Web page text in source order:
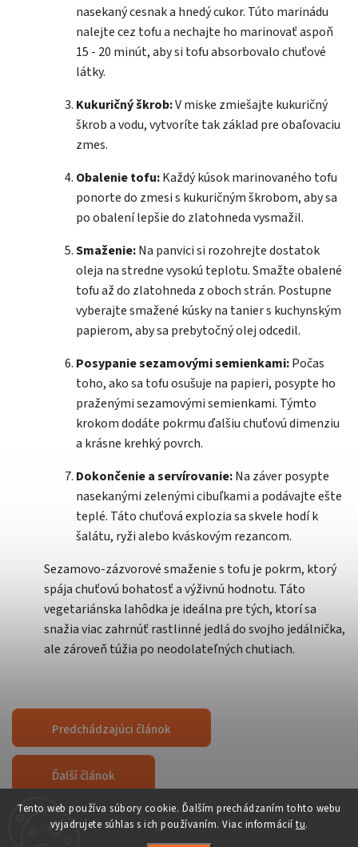
Tento web používa súbory cookie. Ďalším prechádzaním tohto webu
vyjadrujete súhlas s ich používaním. Viac informácií tu.
nasekaný cesnak a hnedý cukor. Túto marinádu
nalejte cez tofu a nechajte ho marinovať aspoň
15 - 20 minút, aby si tofu absorbovalo chuťové
látky.
Kukuričný škrob:V miske zmiešajte kukuričný
škrob a vodu, vytvoríte tak základ pre obaľovaciu
zmes.
Obalenie tofu:Každý kúsok marinovaného tofu
ponorte do zmesi s kukuričným škrobom, aby sa
po obalení lepšie do zlatohneda vysmažil.
Smaženie:Na panvici si rozohrejte dostatok
oleja na stredne vysokú teplotu. Smažte obalené
tofu až do zlatohneda z oboch strán. Postupne
vyberajte smažené kúsky na tanier s kuchynským
papierom, aby sa prebytočný olej odcedil.
Posypanie sezamovými semienkami:Počas
toho, ako sa tofu osušuje na papieri, posypte ho
praženými sezamovými semienkami. Týmto
krokom dodáte pokrmu ďalšiu chuťovú dimenziu
a krásne krehký povrch.
Dokončenie a servírovanie:Na záver posypte
nasekanými zelenými cibuľkami a podávajte ešte
teplé. Táto chuťová explozia sa skvele hodí k
šalátu, ryži alebo kváskovým rezancom.
Sezamovo-zázvorové smaženie s tofu je pokrm, ktorý
spája chuťovú bohatosť a výživnú hodnotu. Táto
vegetariánska lahôdka je ideálna pre tých, ktorí sa
snažia viac zahrnúť rastlinné jedlá do svojho jedálnička,
ale zároveň túžia po neodolateľných chutiach.
Predchádzajúci článok
Ďalší článok